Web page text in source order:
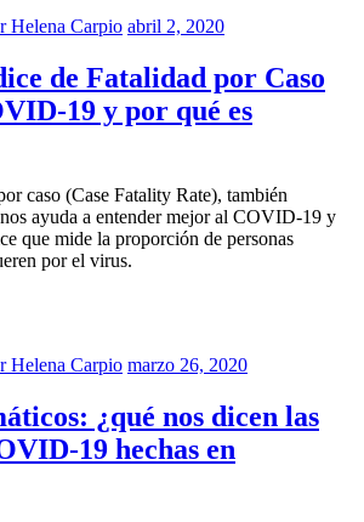
Helena Carpio abril 2, 2020
de Fatalidad por Caso
19 y por qué es
caso (Case Fatality Rate), también
ayuda a entender mejor al COVID-19 y
que mide la proporción de personas
por el virus.
Helena Carpio marzo 26, 2020
¿qué nos dicen las
19 hechas en